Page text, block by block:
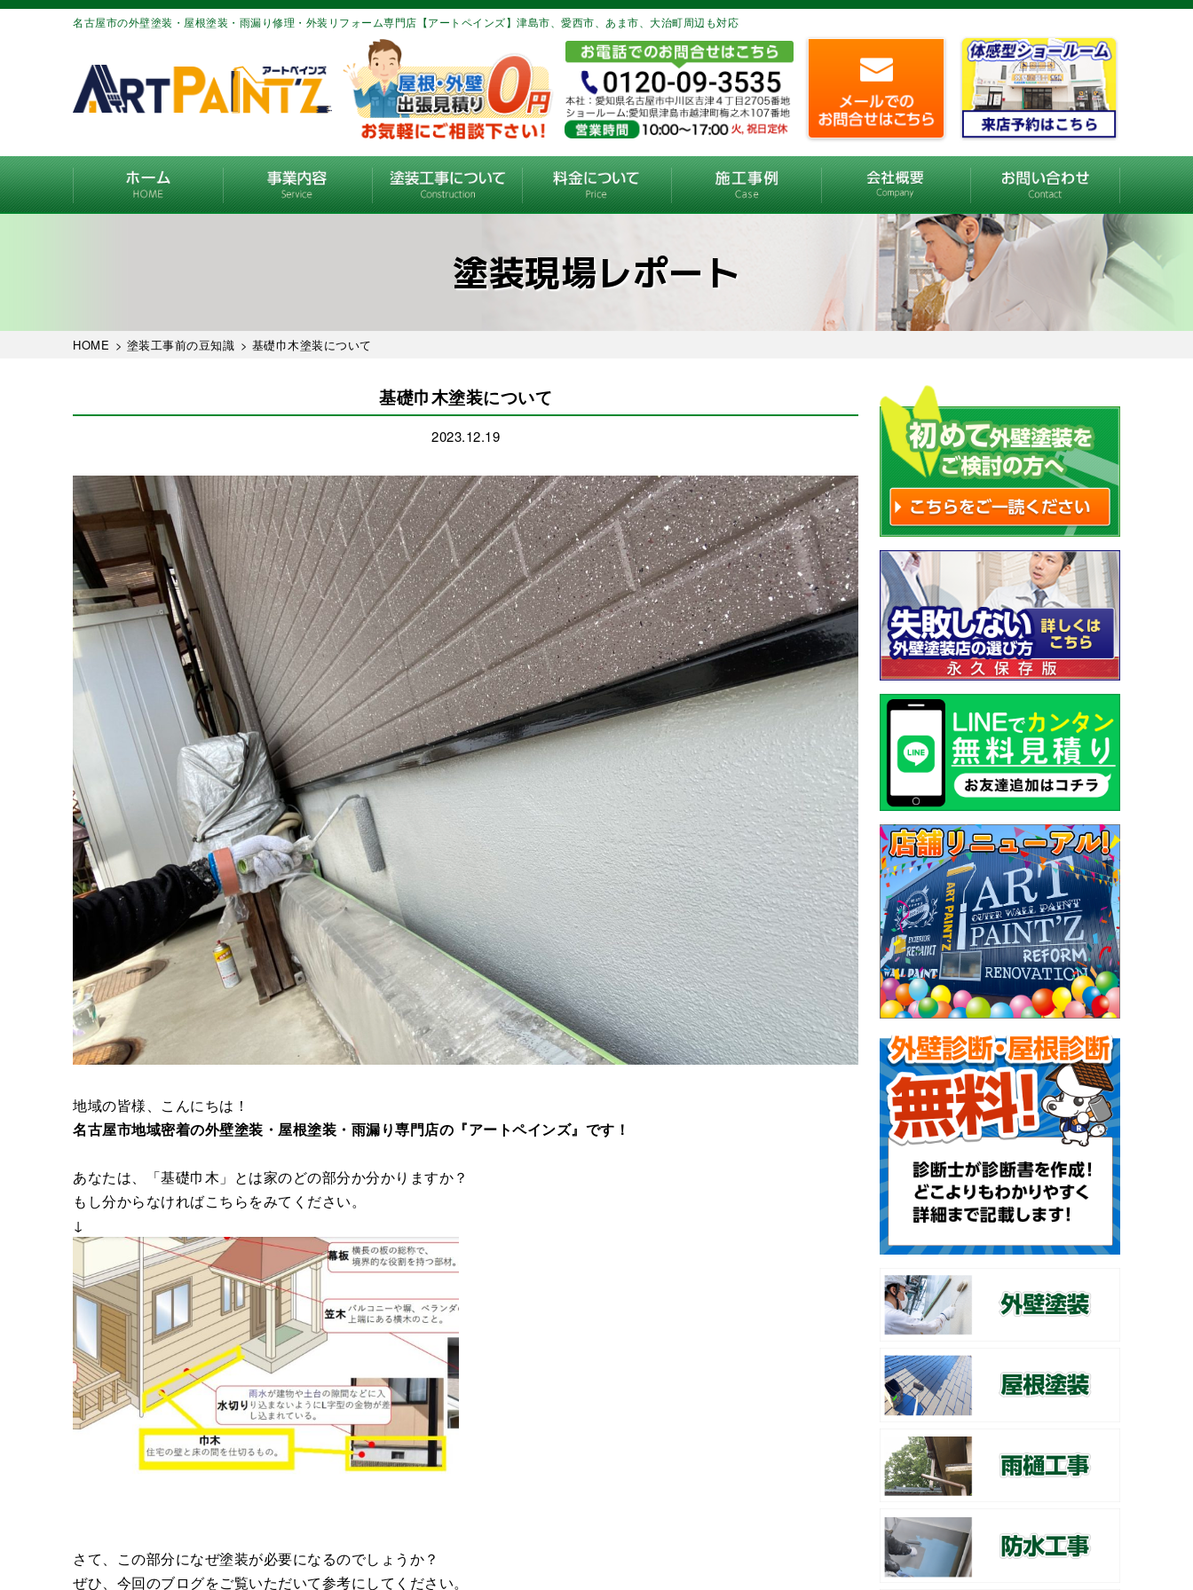
名古屋市の外壁塗装・屋根塗装・雨漏り修理・外装リフォーム専門店【アートペインズ】津島市、愛西市、あま市、大治町周辺も対応
塗装現場レポート
HOME > 塗装工事前の豆知識 > 基礎巾木塗装について
基礎巾木塗装について
2023.12.19
地域の皆様、こんにちは！
名古屋市地域密着の外壁塗装・屋根塗装・雨漏り専門店の『アートペインズ』です！
あなたは、「基礎巾木」とは家のどの部分か分かりますか？
もし分からなければこちらをみてください。
↓
さて、この部分になぜ塗装が必要になるのでしょうか？
ぜひ、今回のブログをご覧いただいて参考にしてください。